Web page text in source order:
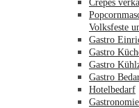
Crepes
Volksfeste
Gastro
Gastro
Gastro
Gastro
Hotelbedarf